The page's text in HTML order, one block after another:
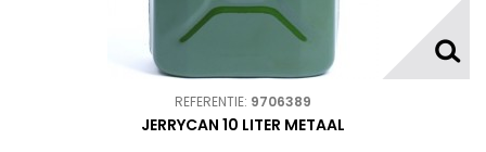
REFERENTIE: 9706389
JERRYCAN 10 LITER METAAL